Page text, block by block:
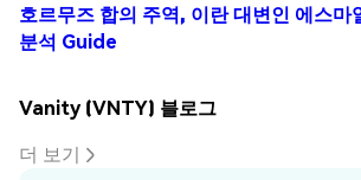
호르무즈 합의 주역, 이란 대변인 에스마
분석 Guide
Vanity (VNTY) 블로그
더 보기